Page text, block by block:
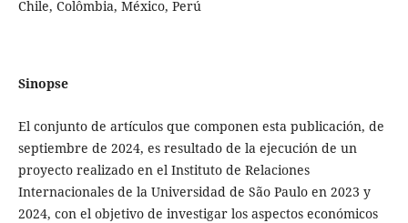
Chile, Colômbia, México, Perú
Sinopse
El conjunto de artículos que componen esta publicación, de
septiembre de 2024, es resultado de la ejecución de un
proyecto realizado en el Instituto de Relaciones
Internacionales de la Universidad de São Paulo en 2023 y
2024, con el objetivo de investigar los aspectos económicos